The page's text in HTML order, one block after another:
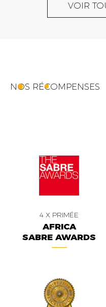
VOIR
NOS RÉCOMPENSES
4 X PRIMÉE
AFRICA
SABRE AWARDS